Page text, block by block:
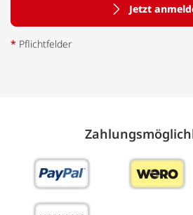
Jetzt
* Pflichtfelder